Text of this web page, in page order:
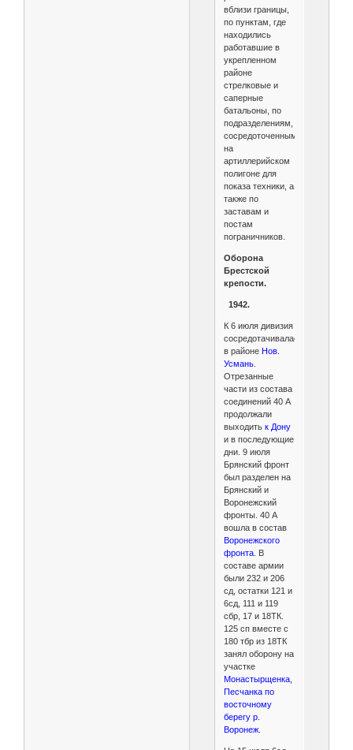
вблизи границы,
по пунктам, где
находились
работавшие в
укрепленном
районе
стрелковые и
саперные
батальоны, по
подразделениям,
сосредоточенным
на
артиллерийском
полигоне для
показа техники, а
также по
заставам и
постам
пограничников.
Оборона
Брестской
крепости.
1942.
К 6 июля дивизия
сосредотачивалась
в районе Нов.
Усмань.
Отрезанные
части из состава
соединений 40 А
продолжали
выходить к Дону
и в последующие
дни. 9 июля
Брянский фронт
был разделен на
Брянский и
Воронежский
фронты. 40 А
вошла в состав
Воронежского
фронта. В
составе армии
были 232 и 206
сд, остатки 121 и
6сд, 111 и 119
сбр, 17 и 18ТК.
125 сп вместе с
180 тбр из 18ТК
занял оборону на
участке
Монастырщенка,
Песчанка по
восточному
берегу р.
Воронеж.